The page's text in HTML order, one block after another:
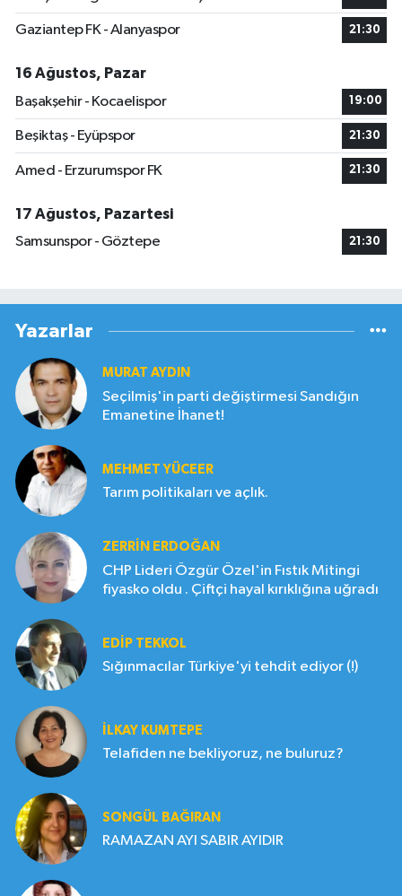
Gaziantep FK - Alanyaspor 21:30
16 Ağustos, Pazar
Başakşehir - Kocaelispor
19:00
Beşiktaş - Eyüpspor 21:30
Amed - Erzurumspor FK 21:30
17 Ağustos, Pazartesi
Samsunspor - Göztepe
21:30
Yazarlar
MURAT AYDIN
Seçilmiş'in parti değiştirmesi Sandığın
Emanetine İhanet!
MEHMET YÜCEER
Tarım politikaları ve açlık.
ZERRIN ERDOĞAN
CHP Lideri Özgür Özel'in Fıstık Mitingi
fiyasko oldu . Çiftçi hayal kırıklığına uğradı
EDIP TEKKOL
Sığınmacılar Türkiye'yi tehdit ediyor (!)
İLKAY KUMTEPE
Telafiden ne bekliyoruz, ne buluruz?
SONGÜL BAĞIRAN
RAMAZAN AYI SABIR AYIDIR